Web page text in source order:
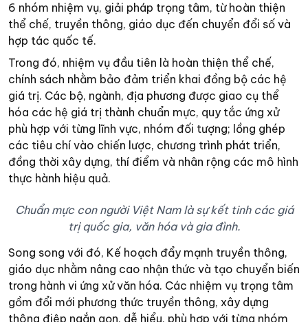
6 nhóm nhiệm vụ, giải pháp trọng tâm, từ hoàn thiện
thể chế, truyền thông, giáo dục đến chuyển đổi số và
hợp tác quốc tế.
Trong đó, nhiệm vụ đầu tiên là hoàn thiện thể chế,
chính sách nhằm bảo đảm triển khai đồng bộ các hệ
giá trị. Các bộ, ngành, địa phương được giao cụ thể
hóa các hệ giá trị thành chuẩn mực, quy tắc ứng xử
phù hợp với từng lĩnh vực, nhóm đối tượng; lồng ghép
các tiêu chí vào chiến lược, chương trình phát triển,
đồng thời xây dựng, thí điểm và nhân rộng các mô hình
thực hành hiệu quả.
Chuẩn mực con người Việt Nam là sự kết tinh các giá
trị quốc gia, văn hóa và gia đình.
Song song với đó, Kế hoạch đẩy mạnh truyền thông,
giáo dục nhằm nâng cao nhận thức và tạo chuyển biến
trong hành vi ứng xử văn hóa. Các nhiệm vụ trọng tâm
gồm đổi mới phương thức truyền thông, xây dựng
thông điệp ngắn gọn, dễ hiểu, phù hợp với từng nhóm